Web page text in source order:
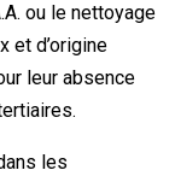
ou le nettoyage
et d’origine
leur absence
les